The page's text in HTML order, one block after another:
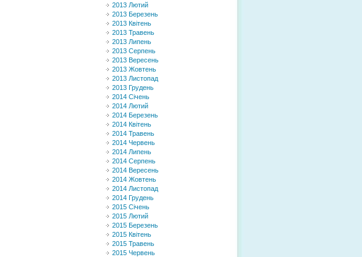
2013 Лютий
2013 Березень
2013 Квітень
2013 Травень
2013 Липень
2013 Серпень
2013 Вересень
2013 Жовтень
2013 Листопад
2013 Грудень
2014 Січень
2014 Лютий
2014 Березень
2014 Квітень
2014 Травень
2014 Червень
2014 Липень
2014 Серпень
2014 Вересень
2014 Жовтень
2014 Листопад
2014 Грудень
2015 Січень
2015 Лютий
2015 Березень
2015 Квітень
2015 Травень
2015 Червень